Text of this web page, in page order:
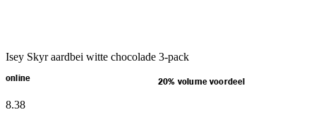
Isey Skyr aardbei witte chocolade 3-pack
online 20% volume voordeel
8.38